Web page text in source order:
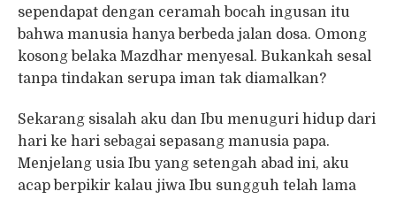
sependapat dengan ceramah bocah ingusan itu
bahwa manusia hanya berbeda jalan dosa. Omong
kosong belaka Mazdhar menyesal. Bukankah sesal
tanpa tindakan serupa iman tak diamalkan?
Sekarang sisalah aku dan Ibu menuguri hidup dari
hari ke hari sebagai sepasang manusia papa.
Menjelang usia Ibu yang setengah abad ini, aku
acap berpikir kalau jiwa Ibu sungguh telah lama